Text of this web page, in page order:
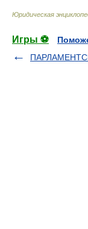
Юридическая
Игры ⚽